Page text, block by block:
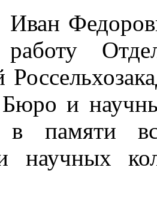
Бюро и
в памяти
научных